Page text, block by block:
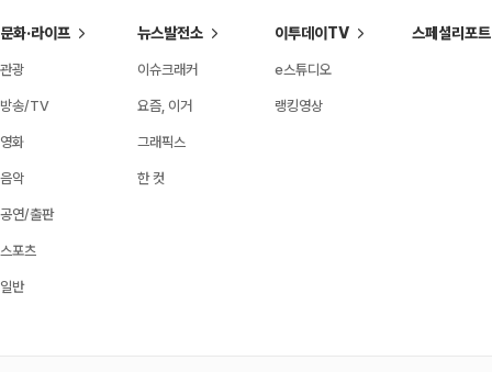
문화·라이프
관광
방송/TV
영화
음악
공연/출판
스포츠
일반
뉴스발전소
이슈크래커
요즘, 이거
그래픽스
한 컷
이투데이TV
e스튜디오
랭킹영상
스페셜리포트